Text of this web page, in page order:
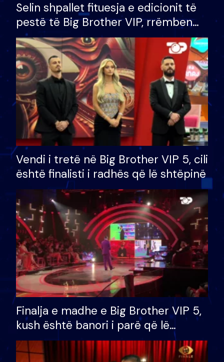
Selin shpallet fituesja e edicionit të
pestë të Big Brother VIP, rrëmben
çmimin e madh prej 100 mijë eurosh
Vendi i tretë në Big Brother VIP 5, cili
është finalisti i radhës që lë shtëpinë
Finalja e madhe e Big Brother VIP 5,
kush është banori i parë që lë
shtëpinë dhe humb mundësinë për
të fituar çmimin e madh